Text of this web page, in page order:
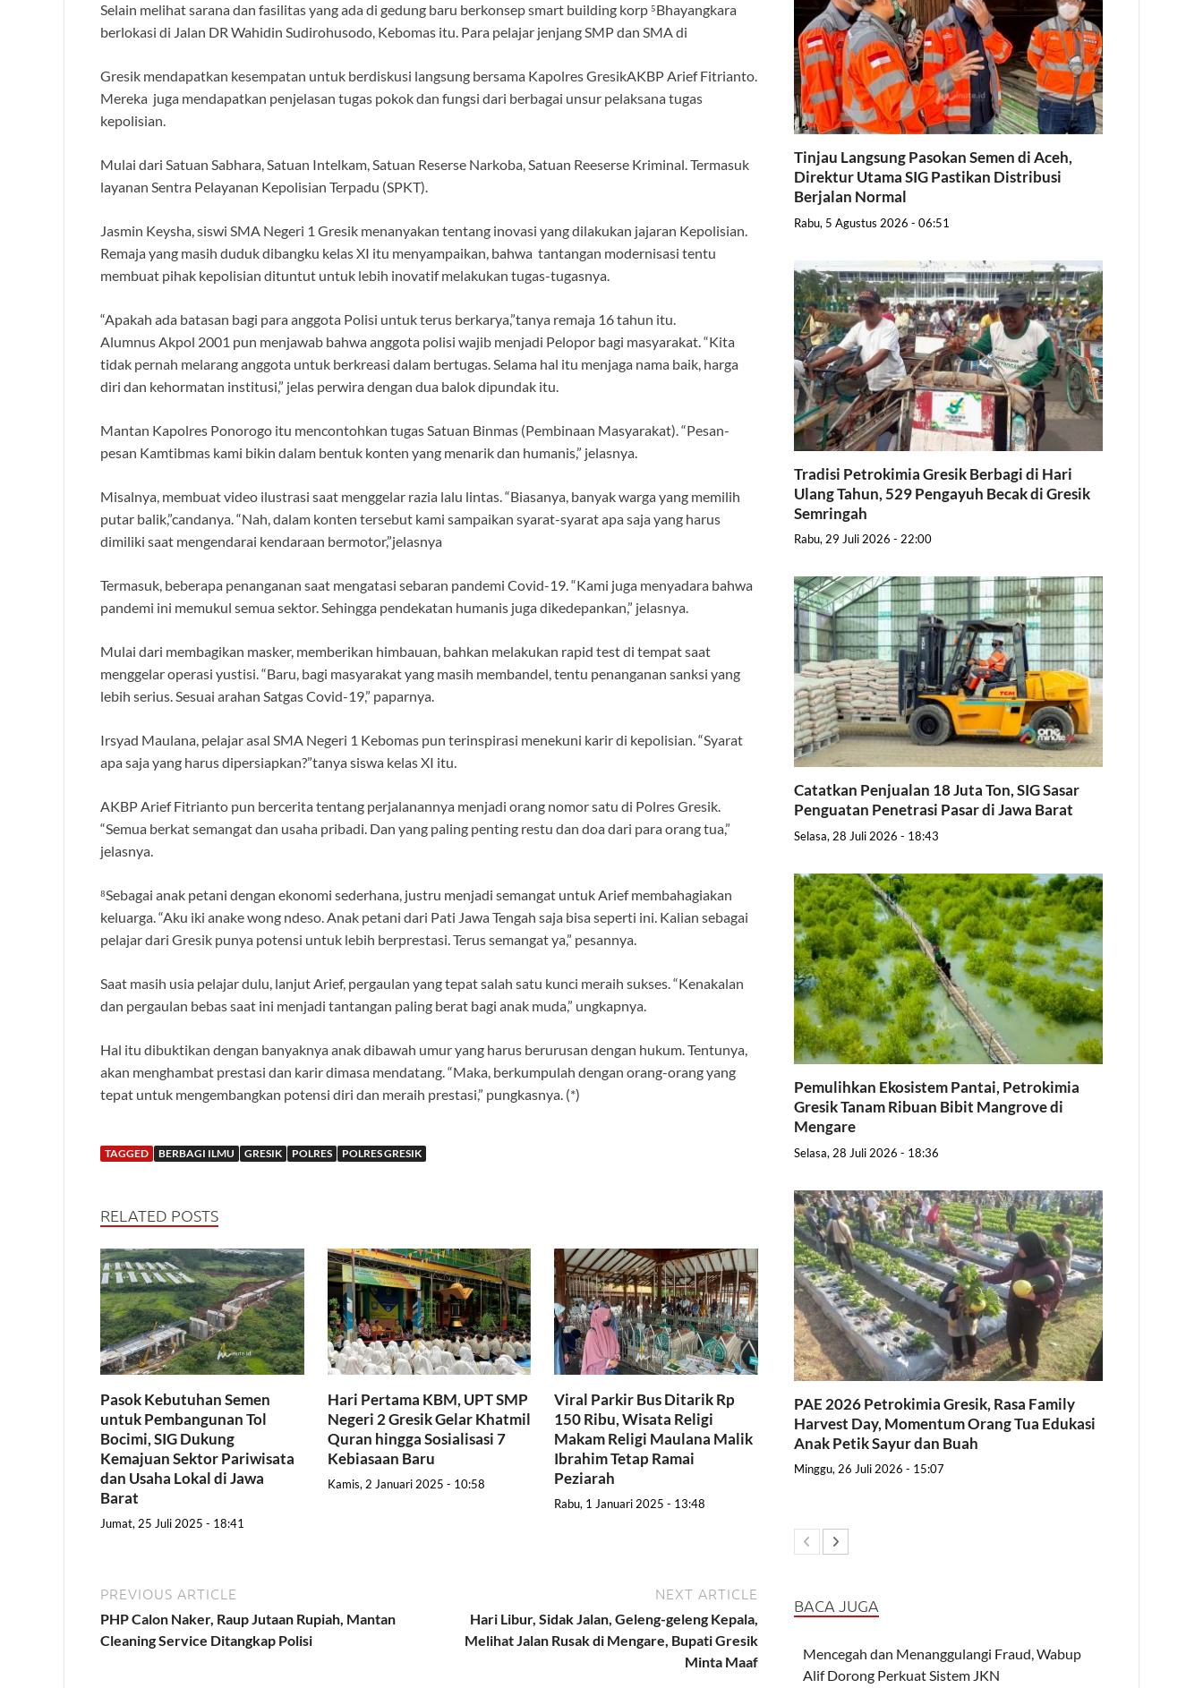
Selain melihat sarana dan fasilitas yang ada di gedung baru berkonsep smart building korp ⁵Bhayangkara
berlokasi di Jalan DR Wahidin Sudirohusodo, Kebomas itu. Para pelajar jenjang SMP dan SMA di
Gresik mendapatkan kesempatan untuk berdiskusi langsung bersama Kapolres GresikAKBP Arief Fitrianto.
Mereka juga mendapatkan penjelasan tugas pokok dan fungsi dari berbagai unsur pelaksana tugas
kepolisian.
Mulai dari Satuan Sabhara, Satuan Intelkam, Satuan Reserse Narkoba, Satuan Reeserse Kriminal. Termasuk
layanan Sentra Pelayanan Kepolisian Terpadu (SPKT).
Jasmin Keysha, siswi SMA Negeri 1 Gresik menanyakan tentang inovasi yang dilakukan jajaran Kepolisian.
Remaja yang masih duduk dibangku kelas XI itu menyampaikan, bahwa tantangan modernisasi tentu
membuat pihak kepolisian dituntut untuk lebih inovatif melakukan tugas-tugasnya.
“Apakah ada batasan bagi para anggota Polisi untuk terus berkarya,”tanya remaja 16 tahun itu.
Alumnus Akpol 2001 pun menjawab bahwa anggota polisi wajib menjadi Pelopor bagi masyarakat. “Kita
tidak pernah melarang anggota untuk berkreasi dalam bertugas. Selama hal itu menjaga nama baik, harga
diri dan kehormatan institusi,” jelas perwira dengan dua balok dipundak itu.
Mantan Kapolres Ponorogo itu mencontohkan tugas Satuan Binmas (Pembinaan Masyarakat). “Pesan-
pesan Kamtibmas kami bikin dalam bentuk konten yang menarik dan humanis,” jelasnya.
Misalnya, membuat video ilustrasi saat menggelar razia lalu lintas. “Biasanya, banyak warga yang memilih
putar balik,”candanya. “Nah, dalam konten tersebut kami sampaikan syarat-syarat apa saja yang harus
dimiliki saat mengendarai kendaraan bermotor,”jelasnya
Termasuk, beberapa penanganan saat mengatasi sebaran pandemi Covid-19. “Kami juga menyadara bahwa
pandemi ini memukul semua sektor. Sehingga pendekatan humanis juga dikedepankan,” jelasnya.
Mulai dari membagikan masker, memberikan himbauan, bahkan melakukan rapid test di tempat saat
menggelar operasi yustisi. “Baru, bagi masyarakat yang masih membandel, tentu penanganan sanksi yang
lebih serius. Sesuai arahan Satgas Covid-19,” paparnya.
Irsyad Maulana, pelajar asal SMA Negeri 1 Kebomas pun terinspirasi menekuni karir di kepolisian. “Syarat
apa saja yang harus dipersiapkan?”tanya siswa kelas XI itu.
AKBP Arief Fitrianto pun bercerita tentang perjalanannya menjadi orang nomor satu di Polres Gresik.
“Semua berkat semangat dan usaha pribadi. Dan yang paling penting restu dan doa dari para orang tua,”
jelasnya.
⁸Sebagai anak petani dengan ekonomi sederhana, justru menjadi semangat untuk Arief membahagiakan
keluarga. “Aku iki anake wong ndeso. Anak petani dari Pati Jawa Tengah saja bisa seperti ini. Kalian sebagai
pelajar dari Gresik punya potensi untuk lebih berprestasi. Terus semangat ya,” pesannya.
Saat masih usia pelajar dulu, lanjut Arief, pergaulan yang tepat salah satu kunci meraih sukses. “Kenakalan
dan pergaulan bebas saat ini menjadi tantangan paling berat bagi anak muda,” ungkapnya.
Hal itu dibuktikan dengan banyaknya anak dibawah umur yang harus berurusan dengan hukum. Tentunya,
akan menghambat prestasi dan karir dimasa mendatang. “Maka, berkumpulah dengan orang-orang yang
tepat untuk mengembangkan potensi diri dan meraih prestasi,” pungkasnya. (*)
TAGGED BERBAGI ILMU GRESIK POLRES POLRES GRESIK
RELATED POSTS
Pasok Kebutuhan Semen
untuk Pembangunan Tol
Bocimi, SIG Dukung
Kemajuan Sektor Pariwisata
dan Usaha Lokal di Jawa
Barat
Jumat, 25 Juli 2025 - 18:41
Hari Pertama KBM, UPT SMP
Negeri 2 Gresik Gelar Khatmil
Quran hingga Sosialisasi 7
Kebiasaan Baru
Kamis, 2 Januari 2025 - 10:58
Viral Parkir Bus Ditarik Rp
150 Ribu, Wisata Religi
Makam Religi Maulana Malik
Ibrahim Tetap Ramai
Peziarah
Rabu, 1 Januari 2025 - 13:48
PREVIOUS ARTICLE
PHP Calon Naker, Raup Jutaan Rupiah, Mantan
Cleaning Service Ditangkap Polisi
NEXT ARTICLE
Hari Libur, Sidak Jalan, Geleng-geleng Kepala,
Melihat Jalan Rusak di Mengare, Bupati Gresik
Minta Maaf
Tinjau Langsung Pasokan Semen di Aceh,
Direktur Utama SIG Pastikan Distribusi
Berjalan Normal
Rabu, 5 Agustus 2026 - 06:51
Tradisi Petrokimia Gresik Berbagi di Hari
Ulang Tahun, 529 Pengayuh Becak di Gresik
Semringah
Rabu, 29 Juli 2026 - 22:00
Catatkan Penjualan 18 Juta Ton, SIG Sasar
Penguatan Penetrasi Pasar di Jawa Barat
Selasa, 28 Juli 2026 - 18:43
Pemulihkan Ekosistem Pantai, Petrokimia
Gresik Tanam Ribuan Bibit Mangrove di
Mengare
Selasa, 28 Juli 2026 - 18:36
PAE 2026 Petrokimia Gresik, Rasa Family
Harvest Day, Momentum Orang Tua Edukasi
Anak Petik Sayur dan Buah
Minggu, 26 Juli 2026 - 15:07
BACA JUGA
Mencegah dan Menanggulangi Fraud, Wabup
Alif Dorong Perkuat Sistem JKN